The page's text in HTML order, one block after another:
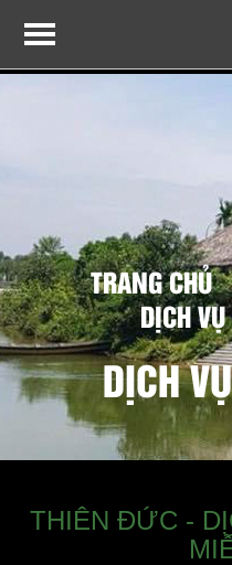
TRANG CHỦ
DỊCH
DỊCH
THIÊN ĐỨC -